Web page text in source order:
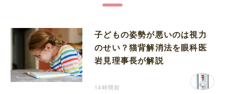
子どもの姿勢が悪いのは視力
のせい？猫背解消法を眼科医
岩見理事長が解説
14時間前